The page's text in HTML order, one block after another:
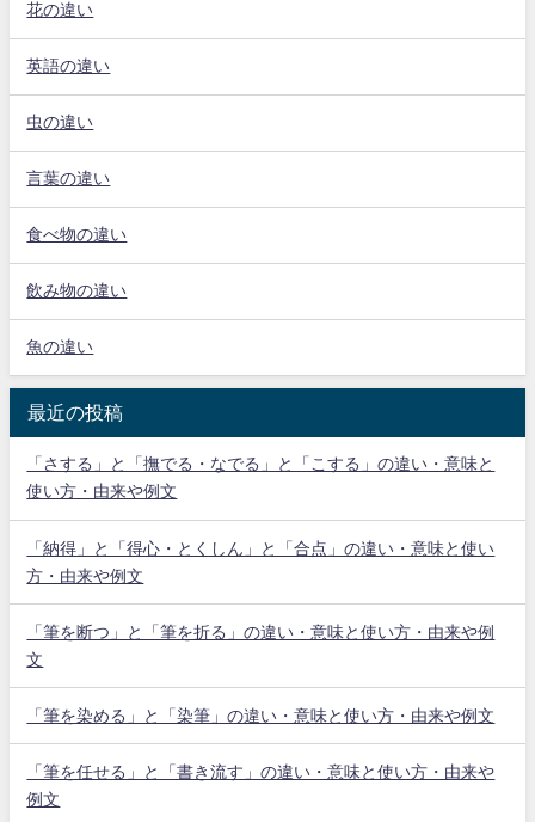
花の違い
英語の違い
虫の違い
言葉の違い
食べ物の違い
飲み物の違い
魚の違い
最近の投稿
「さする」と「撫でる・なでる」と「こする」の違い・意味と
使い方・由来や例文
「納得」と「得心・とくしん」と「合点」の違い・意味と使い
方・由来や例文
「筆を断つ」と「筆を折る」の違い・意味と使い方・由来や例
文
「筆を染める」と「染筆」の違い・意味と使い方・由来や例文
「筆を任せる」と「書き流す」の違い・意味と使い方・由来や
例文